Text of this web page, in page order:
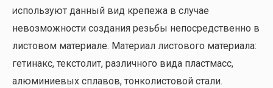
Используют данный вид крепежа в случае
невозможности создания резьбы непосредственно в
листовом материале. Материал листового материала:
гетинакс, текстолит, различного вида пластмасс,
алюминиевых сплавов, тонколистовой стали.